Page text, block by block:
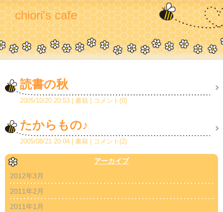
chiori's cafe
読書の秋
2005/10/20 20:53 書籍 コメント(0)
たからもの♪
2005/08/21 20:04 書籍 コメント(2)
アーカイブ
2012年3月
2011年2月
2011年1月